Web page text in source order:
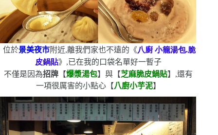
位於景美夜市附近,離我們家也不遠的《八廚 小籠湯包.脆
皮鍋貼》,已在我的口袋名單好一暫子
不僅是因為招牌【爆漿湯包】與【芝麻脆皮鍋貼】,還有
一項很厲害的小點心【八廚小芋泥】